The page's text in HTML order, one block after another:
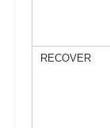
RECOVER